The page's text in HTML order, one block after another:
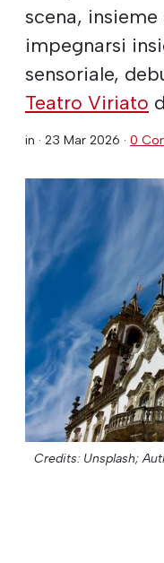
scena,
impegnarsi
sensoriale,
Teatro Viriato
in · 23 Mar 2026 · 0
Credits: Unsplash;